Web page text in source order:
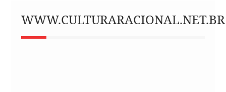
WWW.CULTURARACIONAL.NET.BR